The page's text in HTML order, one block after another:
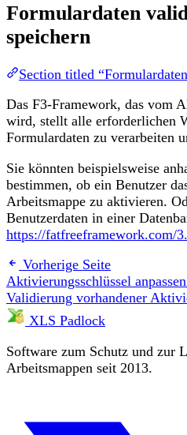
Formulardaten
speichern
Section titled
Das F3-Framework, das vom
wird, stellt alle erforderlichen
Formulardaten zu verarbeiten
Sie könnten beispielsweise
bestimmen, ob ein Benutzer
Arbeitsmappe zu aktivieren.
Benutzerdaten in einer
https://fatfreeframework.com/
Vorherige Seite
Aktivierungsschlüssel anpassen
Validierung vorhandener
XLS Padlock
Software zum Schutz und zur
Arbeitsmappen seit 2013.